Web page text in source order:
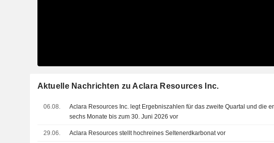
Aktuelle Nachrichten zu Aclara Resources Inc.
06.08.
Aclara Resources Inc. legt Ergebniszahlen für das zweite Quartal und die
sechs Monate bis zum 30. Juni 2026 vor
29.06. Aclara Resources stellt hochreines Seltenerdkarbonat vor